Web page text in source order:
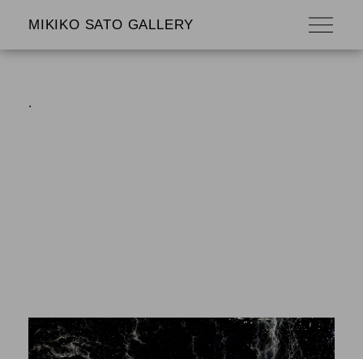
MIKIKO SATO GALLERY
.